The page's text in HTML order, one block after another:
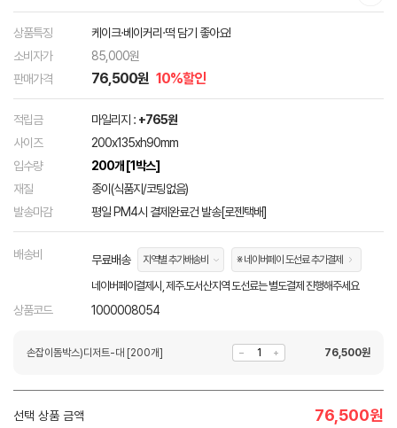
상품특징
케이크·베이커리·떡 담기 좋아요!
소비자가
85,000원
판매가격
76,500원 10%할인
적립금 마일리지 : +765원
사이즈
200x135xh90mm
입수량
200개 [1박스]
재질
종이(식품지/코팅없음)
발송마감
평일 PM4시 결제완료건 발송[로젠택배]
배송비 무료배송 지역별 추가배송비 ※ 네이버페이 도선료 추가결제
네이버페이결제시, 제주.도서산지역 도선료는 별도결제 진행해주세요
상품코드 1000008054
손잡이돔박스)디저트-대 [200개] 76,500원
선택 상품 금액 76,500원